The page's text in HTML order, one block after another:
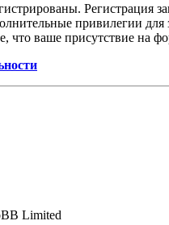
Регистрация
привилегии для
ваше присутствие на
Limited